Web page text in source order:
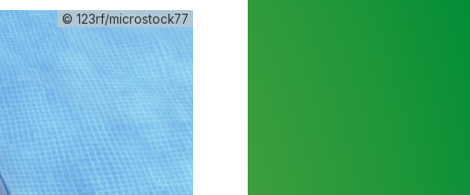
© 123rf/microstock77